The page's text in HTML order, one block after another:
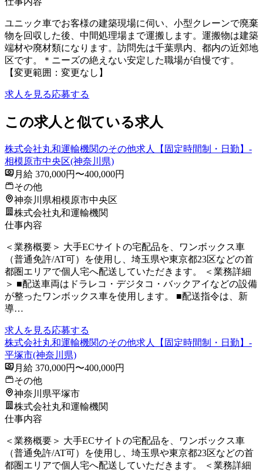
ユニック車でお客様の建築現場に伺い、小型クレーンで廃棄
物を回収した後、中間処理場まで運搬します。運搬物は建築
端材や廃材類になります。訪問先は千葉県内、都内の近郊地
区です。＊ニーズの絶えない安定した職場が自慢です。
【変更範囲：変更なし】
求人を見る応募する
この求人と似ている求人
株式会社丸和運輸機関のその他求人【固定時間制・日勤】-
相模原市中央区(神奈川県)
月給 370,000円〜400,000円
その他
神奈川県相模原市中央区
株式会社丸和運輸機関
仕事内容
＜業務概要＞ 大手ECサイトの宅配品を、ワンボックス車
（普通免許/AT可）を使用し、埼玉県や東京都23区などの首
都圏エリアで個人宅へ配送していただきます。 ＜業務詳細
＞ ■配送車両はドラレコ・デジタコ・バックアイなどの設備
が整ったワンボックス車を使用します。 ■配送指令は、新
導…
求人を見る応募する
株式会社丸和運輸機関のその他求人【固定時間制・日勤】-
平塚市(神奈川県)
月給 370,000円〜400,000円
その他
神奈川県平塚市
株式会社丸和運輸機関
仕事内容
＜業務概要＞ 大手ECサイトの宅配品を、ワンボックス車
（普通免許/AT可）を使用し、埼玉県や東京都23区などの首
都圏エリアで個人宅へ配送していただきます。 ＜業務詳細